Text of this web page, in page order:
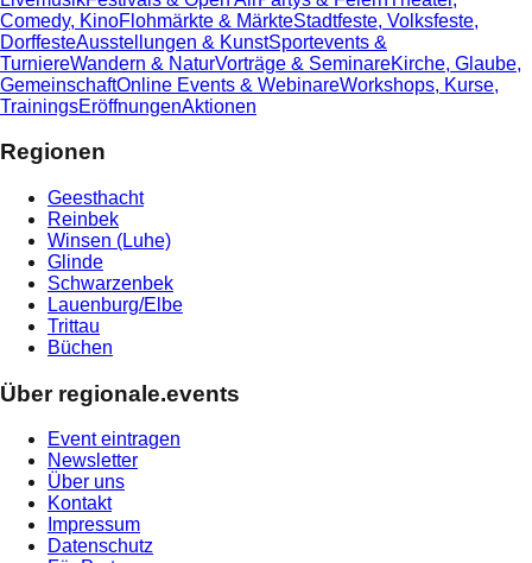
Comedy, KinoFlohmärkte & MärkteStadtfeste, Volksfeste,
DorffesteAusstellungen & KunstSportevents &
TurniereWandern & NaturVorträge & SeminareKirche, Glaube,
GemeinschaftOnline Events & WebinareWorkshops, Kurse,
TrainingsEröffnungenAktionen
Regionen
Geesthacht
Reinbek
Winsen (Luhe)
Glinde
Schwarzenbek
Lauenburg/Elbe
Trittau
Büchen
Über regionale.events
Event eintragen
Newsletter
Über uns
Kontakt
Impressum
Datenschutz